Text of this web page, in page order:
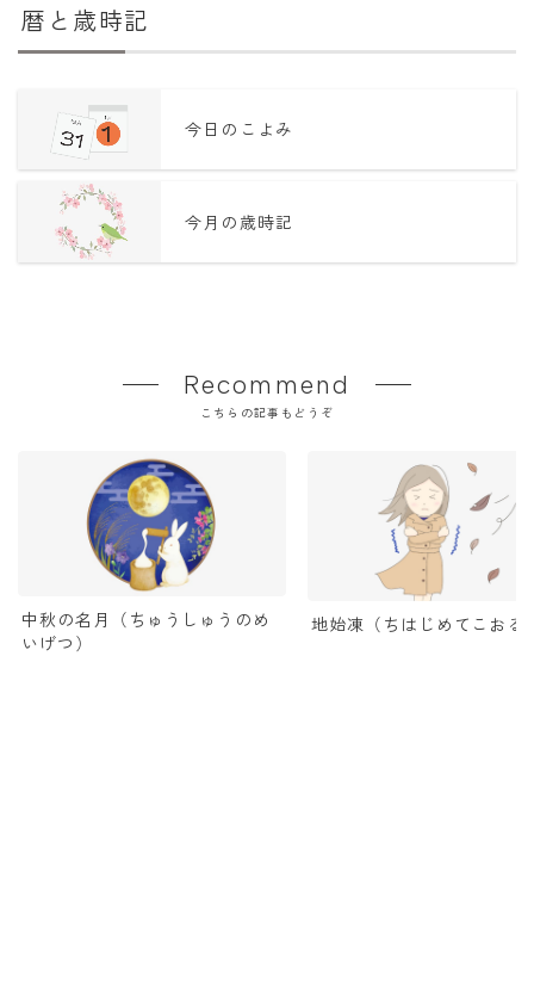
暦と歳時記
今日のこよみ
今月の歳時記
Recommend
こちらの記事もどうぞ
中秋の名月（ちゅうしゅうのめ
いげつ）
地始凍（ちはじめてこおる